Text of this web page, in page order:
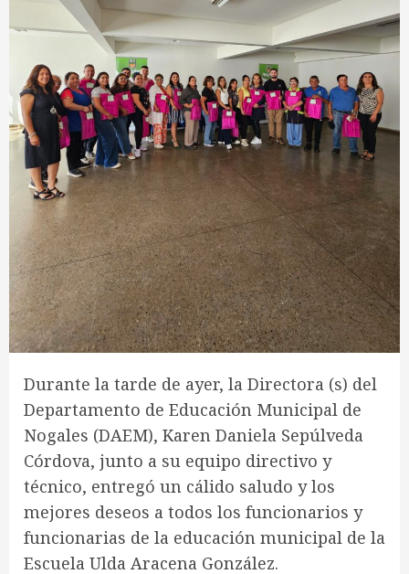
Durante la tarde de ayer, la Directora (s) del
Departamento de Educación Municipal de
Nogales (DAEM), Karen Daniela Sepúlveda
Córdova, junto a su equipo directivo y
técnico, entregó un cálido saludo y los
mejores deseos a todos los funcionarios y
funcionarias de la educación municipal de la
Escuela Ulda Aracena González.